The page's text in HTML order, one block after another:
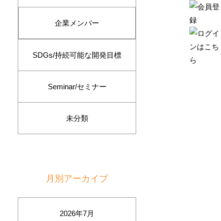
企業メンバー
SDGs/持続可能な開発目標
Seminar/セミナー
未分類
月別アーカイブ
2026年7月